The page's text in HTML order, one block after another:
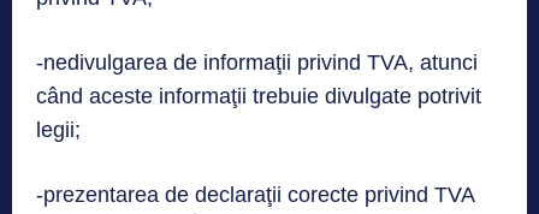
-nedivulgarea de informaţii privind TVA, atunci
când aceste informaţii trebuie divulgate potrivit
legii;
-prezentarea de declaraţii corecte privind TVA